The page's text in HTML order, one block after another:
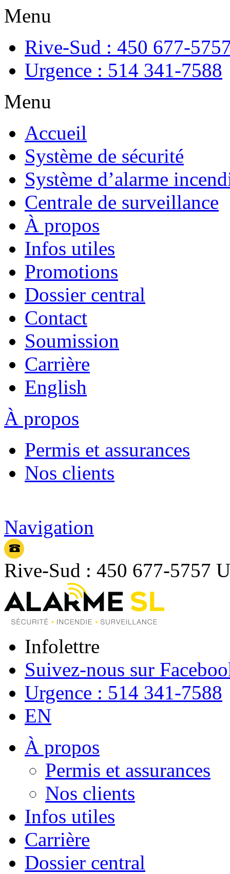
Menu
Rive-Sud : 450 677-
Urgence : 514 341-7588
Menu
Accueil
Système de sécurité
Système d’alarme
Centrale de surveillance
À propos
Infos utiles
Promotions
Dossier central
Contact
Soumission
Carrière
English
À propos
Permis et assurances
Nos clients
Navigation
Rive-Sud : 450 677-5757
Infolettre
Suivez-nous sur
Urgence : 514 341-7588
EN
À propos
Permis et assurances
Nos clients
Infos utiles
Carrière
Dossier central